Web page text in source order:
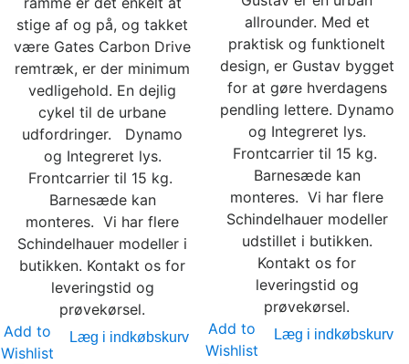
stige af og på, og takket
være Gates Carbon Drive
remtræk, er der minimum
vedligehold. En dejlig
cykel til de urbane
udfordringer. Dynamo
og Integreret lys.
Frontcarrier til 15 kg.
Barnesæde kan
monteres. Vi har flere
Schindelhauer modeller i
butikken. Kontakt os for
leveringstid og
prøvekørsel.
Add to
Wishlist
Læg i indkøbskurv
allrounder. Med et
praktisk og funktionelt
design, er Gustav bygget
for at gøre hverdagens
pendling lettere. Dynamo
og Integreret lys.
Frontcarrier til 15 kg.
Barnesæde kan
monteres. Vi har flere
Schindelhauer modeller
udstillet i butikken.
Kontakt os for
leveringstid og
prøvekørsel.
Add to
Wishlist
Læg i indkøbskurv